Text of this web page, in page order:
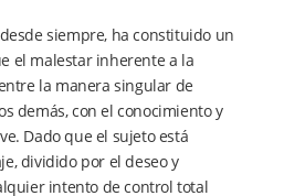
siempre, ha constituido un
el malestar inherente a la
la manera singular de
demás, con el conocimiento y
Dado que el sujeto está
dividido por el deseo y
intento de control total